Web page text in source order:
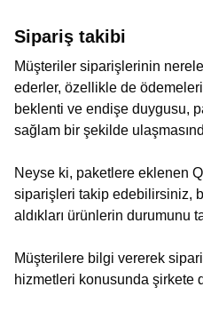
Sipariş takibi
Müşteriler siparişlerinin
ederler, özellikle de
beklenti ve endişe duygusu,
sağlam bir şekilde
Neyse ki, paketlere eklenen
siparişleri takip edebilirsiniz,
aldıkları ürünlerin durumunu
Müşterilere bilgi vererek
hizmetleri konusunda şirkete